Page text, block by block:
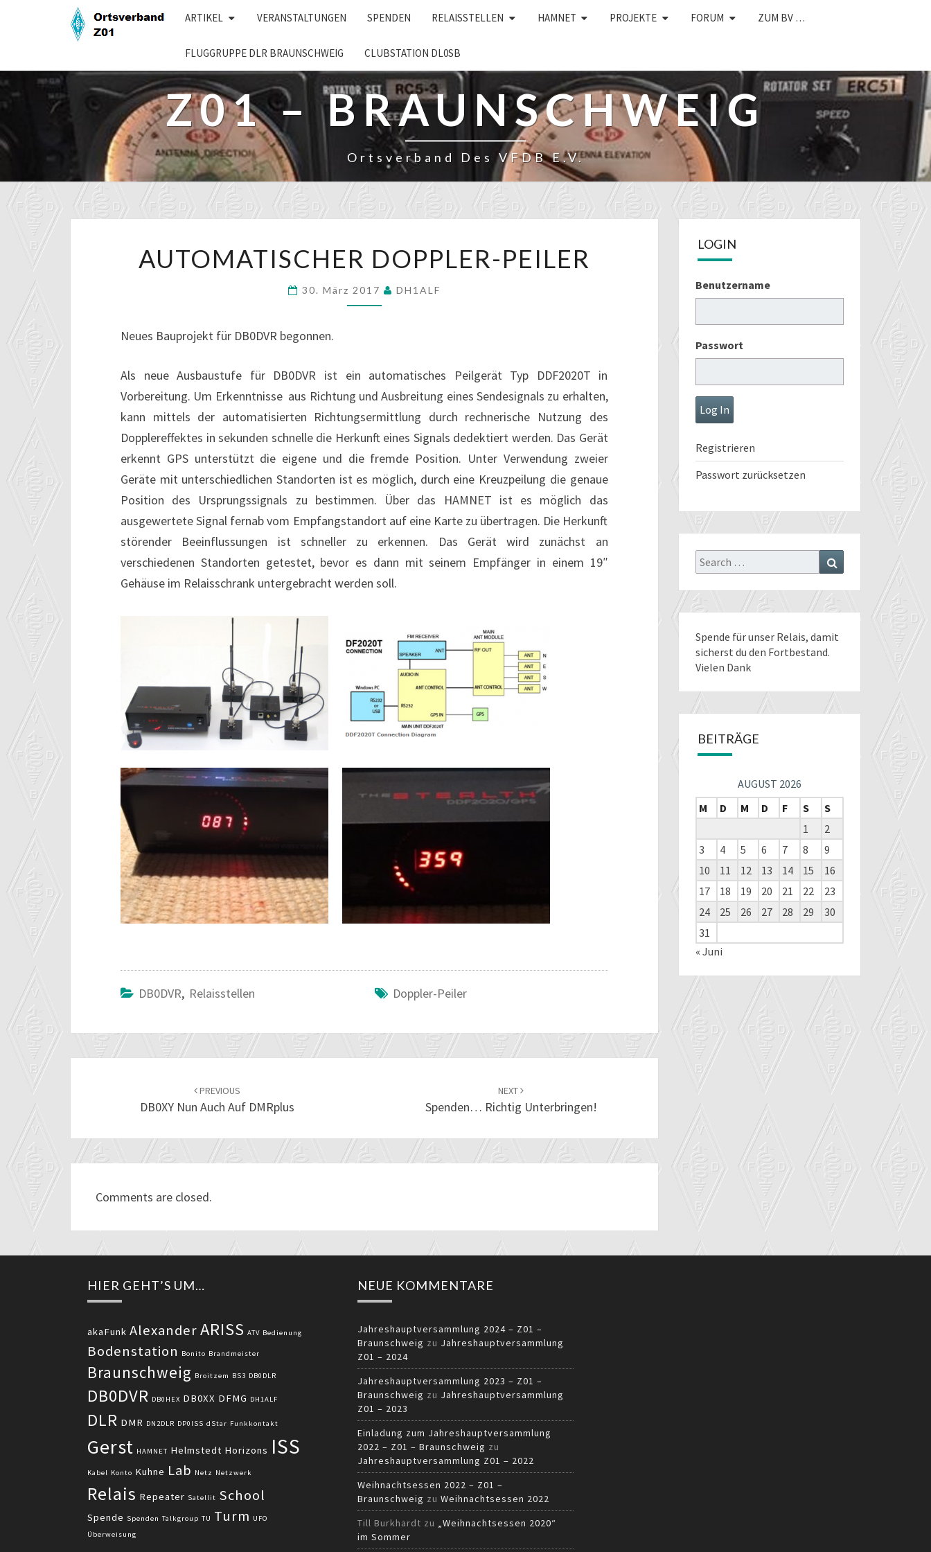
ARTIKEL VERANSTALTUNGEN SPENDEN RELAISSTELLEN HAMNET PROJEKTE FORUM ZUM BV …
FLUGGRUPPE DLR BRAUNSCHWEIG CLUBSTATION DL0SB
Z01 – BRAUNSCHWEIG
Ortsverband Des VFDB E.V.
DOPPLER-
AUTOMATISCHER DOPPLER-PEILER
30. März 2017 DH1ALF
Neues Bauprojekt für DB0DVR begonnen.
Als neue Ausbaustufe für DB0DVR ist ein automatisches Peilgerät Typ DDF2020T in
Vorbereitung. Um Erkenntnisse aus Richtung und Ausbreitung eines Sendesignals zu erhalten,
kann mittels der automatisierten Richtungsermittlung durch rechnerische Nutzung des
Dopplereffektes in sekunden schnelle die Herkunft eines Signals dedektiert werden. Das Gerät
erkennt GPS unterstützt die eigene und die fremde Position. Unter Verwendung zweier
Geräte mit unterschiedlichen Standorten ist es möglich, durch eine Kreuzpeilung die genaue
Position des Ursprungssignals zu bestimmen. Über das HAMNET ist es möglich das
ausgewertete Signal fernab vom Empfangstandort auf eine Karte zu übertragen. Die Herkunft
störender Beeinflussungen ist schneller zu erkennen. Das Gerät wird zunächst an
verschiedenen Standorten getestet, bevor es dann mit seinem Empfänger in einem 19″
Gehäuse im Relaisschrank untergebracht werden soll.
DB0DVR, Relaisstellen Doppler-Peiler
PREVIOUS
DB0XY Nun Auch Auf DMRplus
NEXT
Spenden… Richtig Unterbringen!
Comments are closed.
LOGIN
Benutzername
Passwort
Registrieren
Passwort zurücksetzen
Search
for:
Spende für unser Relais, damit
sicherst du den Fortbestand.
Vielen Dank
BEITRÄGE
AUGUST 2026
M
D M D F S
S
1
2
3
4 5 6 7 8
9
10
11 12 13 14 15
16
17
18 19 20 21 22
23
24
25 26 27 28 29
30
31
« Juni
HIER GEHT’S UM…
akaFunk AlexanderARISS ATV Bedienung
Bodenstation Bonito Brandmeister
Braunschweig Broitzem BS3 DB0DLR
DB0DVR DB0HEX DB0XX DFMG DH1ALF
DLR DMR DN2DLR DP0ISS dStar Funkkontakt
Gerst HAMNET Helmstedt Horizons ISS
Kabel Konto Kuhne Lab Netz Netzwerk
Relais Repeater Satellit School
Spende Spenden Talkgroup TU Turm UFO
Überweisung
NEUE KOMMENTARE
Jahreshauptversammlung 2024 – Z01 –
Braunschweig zu Jahreshauptversammlung
Z01 – 2024
Jahreshauptversammlung 2023 – Z01 –
Braunschweig zu Jahreshauptversammlung
Z01 – 2023
Einladung zum Jahreshauptversammlung
2022 – Z01 – Braunschweig zu
Jahreshauptversammlung Z01 – 2022
Weihnachtsessen 2022 – Z01 –
Braunschweig zu Weihnachtsessen 2022
Till Burkhardt zu „Weihnachtsessen 2020“
im Sommer